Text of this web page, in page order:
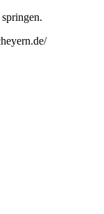
springen.